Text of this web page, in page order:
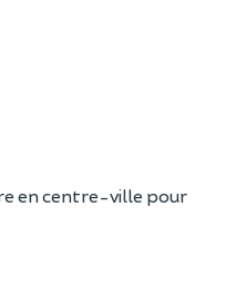
en centre-ville pour